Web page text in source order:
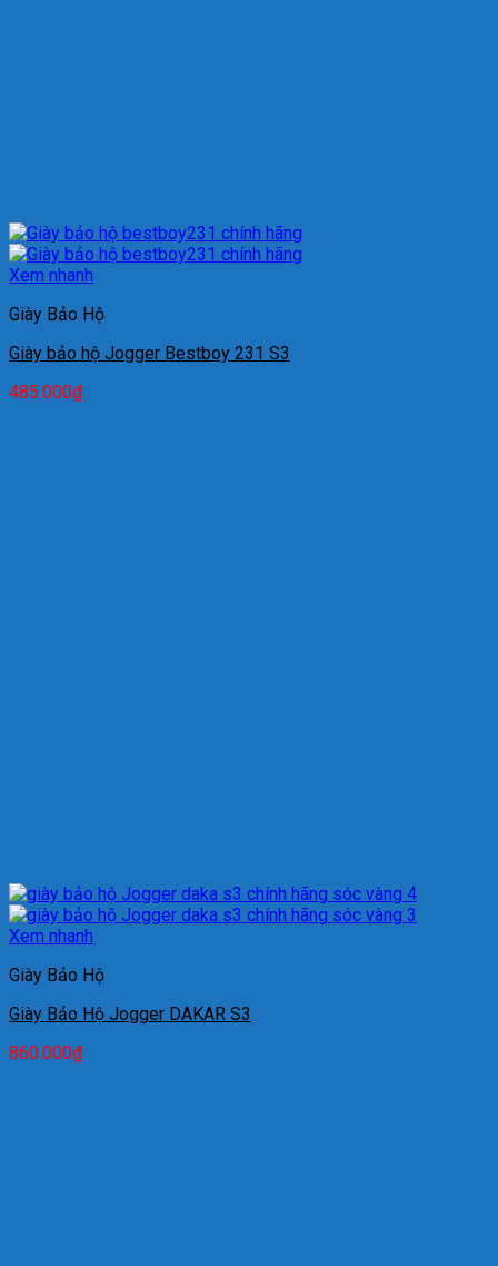
Xem nhanh
Giày Bảo Hộ
Giày bảo hộ Jogger Bestboy 231 S3
485.000₫
Xem nhanh
Giày Bảo Hộ
Giày Bảo Hộ Jogger DAKAR S3
860.000₫